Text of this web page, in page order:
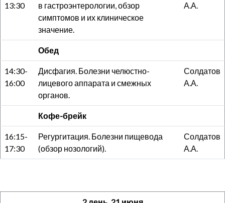
13:30
в гастроэнтерологии, обзор
симптомов и их клиническое
значение.
А.А.
Обед
14:30-
16:00
Дисфагия. Болезни челюстно-
лицевого аппарата и смежных
органов.
Солдатов
А.А.
Кофе-брейк
16:15-
17:30
Регургитация. Болезни пищевода
(обзор нозологий).
Солдатов
А.А.